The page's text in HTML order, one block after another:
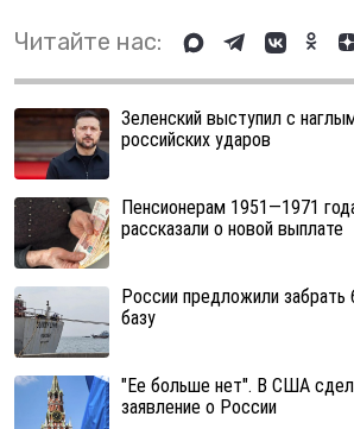
Читайте нас:
Зеленский выступил с
российских ударов
Пенсионерам 1951—1971
рассказали о новой выплате
России предложили
базу
"Ее больше нет". В США
заявление о России